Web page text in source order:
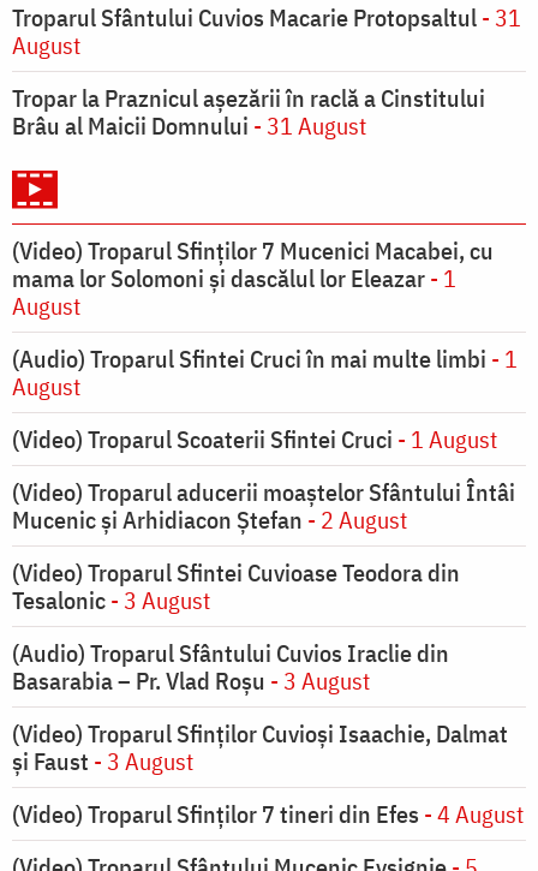
Troparul Sfântului Cuvios Macarie Protopsaltul- 31
August
Tropar la Praznicul aşezării în raclă a Cinstitului
Brâu al Maicii Domnului - 31 August
(Video) Troparul Sfinților 7 Mucenici Macabei, cu
mama lor Solomoni și dascălul lor Eleazar- 1
August
(Audio) Troparul Sfintei Cruci în mai multe limbi - 1
August
(Video) Troparul Scoaterii Sfintei Cruci - 1 August
(Video) Troparul aducerii moaștelor Sfântului Întâi
Mucenic și Arhidiacon Ștefan - 2 August
(Video) Troparul Sfintei Cuvioase Teodora din
Tesalonic- 3 August
(Audio) Troparul Sfântului Cuvios Iraclie din
Basarabia – Pr. Vlad Roșu - 3 August
(Video) Troparul Sfinților Cuvioși Isaachie, Dalmat
și Faust - 3 August
(Video) Troparul Sfinților 7 tineri din Efes - 4 August